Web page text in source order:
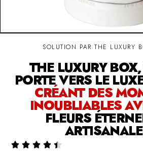
SOLUTION PAR THE LUXURY
THE LUXURY
PORTE VERS LE
CRÉANT DES
INOUBLIABLES
FLEURS
    